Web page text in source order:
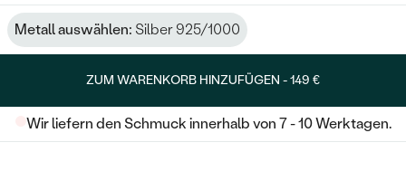
Metall auswählen: Silber 925/1000
ZUM WARENKORB HINZUFÜGEN -149 €
Wir liefern den Schmuck innerhalb von 7 - 10 Werktagen.